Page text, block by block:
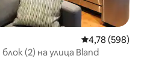
Средна
4,78 (598)
(2) на улица Bland